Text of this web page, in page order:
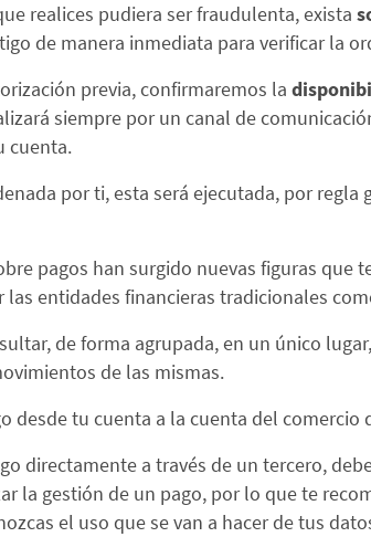
realices pudiera ser fraudulenta, exista
de manera inmediata para verificar la
previa, confirmaremos la
siempre por un canal de
cuenta.
por ti, esta será ejecutada, por regla
pagos han surgido nuevas figuras que
entidades financieras tradicionales
de forma agrupada, en un único
de las mismas.
desde tu cuenta a la cuenta del comercio
directamente a través de un tercero,
la gestión de un pago, por lo que te
el uso que se van a hacer de tus